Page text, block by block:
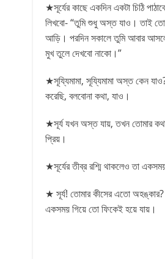
★সূর্যের কাছে একদিন একটা চিঠি
লিখবো- “তুমি শুধু অস্ত যাও। তাই
আড়ি। পরদিন সকালে তুমি আবার
মুখ তুলে দেখবো নাকো।”
★সূয্যিমামা, সূয্যিমামা অস্ত কেন
করেছি, বলবোনা কথা, যাও।
★সূর্য যখন অস্ত যায়, তখন তোমার
প্রিয়।
★সূর্যের তীব্র রশ্মি থাকলেও তা
★ সূর্য! তোমার কীসের এতো অহঙ্কার?
একসময় গিয়ে তো ফিকেই হয়ে যায়।